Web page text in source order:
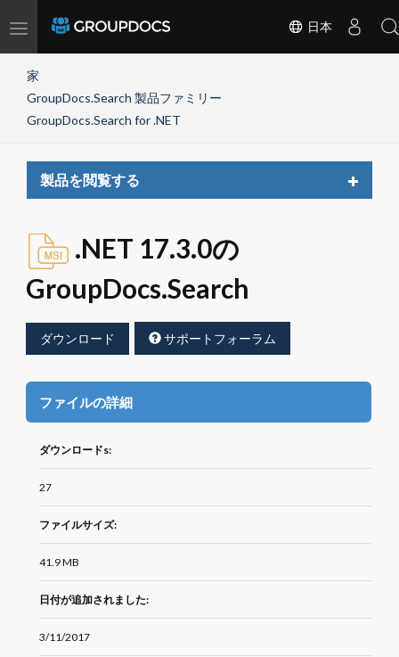
Toggle
日本
家
GroupDocs.Search 製品ファミリー
GroupDocs.Search for .NET
製品を閲覧する
Toggle
.NET 17.3.0の
GroupDocs.Search
ダウンロード サポートフォーラム
ファイルの詳細
ダウンロードs:
27
ファイルサイズ:
41.9 MB
日付が追加されました:
3/11/2017